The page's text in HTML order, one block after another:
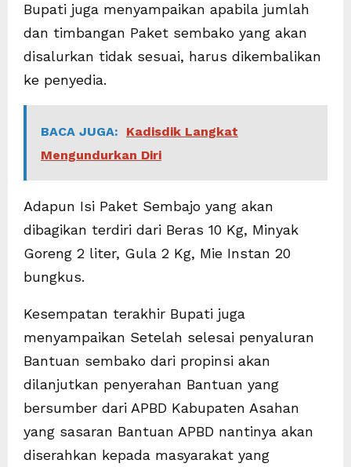
Bupati juga menyampaikan apabila jumlah
dan timbangan Paket sembako yang akan
disalurkan tidak sesuai, harus dikembalikan
ke penyedia.
BACA JUGA:
Kadisdik Langkat
Mengundurkan Diri
Adapun Isi Paket Sembajo yang akan
dibagikan terdiri dari Beras 10 Kg, Minyak
Goreng 2 liter, Gula 2 Kg, Mie Instan 20
bungkus.
Kesempatan terakhir Bupati juga
menyampaikan Setelah selesai penyaluran
Bantuan sembako dari propinsi akan
dilanjutkan penyerahan Bantuan yang
bersumber dari APBD Kabupaten Asahan
yang sasaran Bantuan APBD nantinya akan
diserahkan kepada masyarakat yang